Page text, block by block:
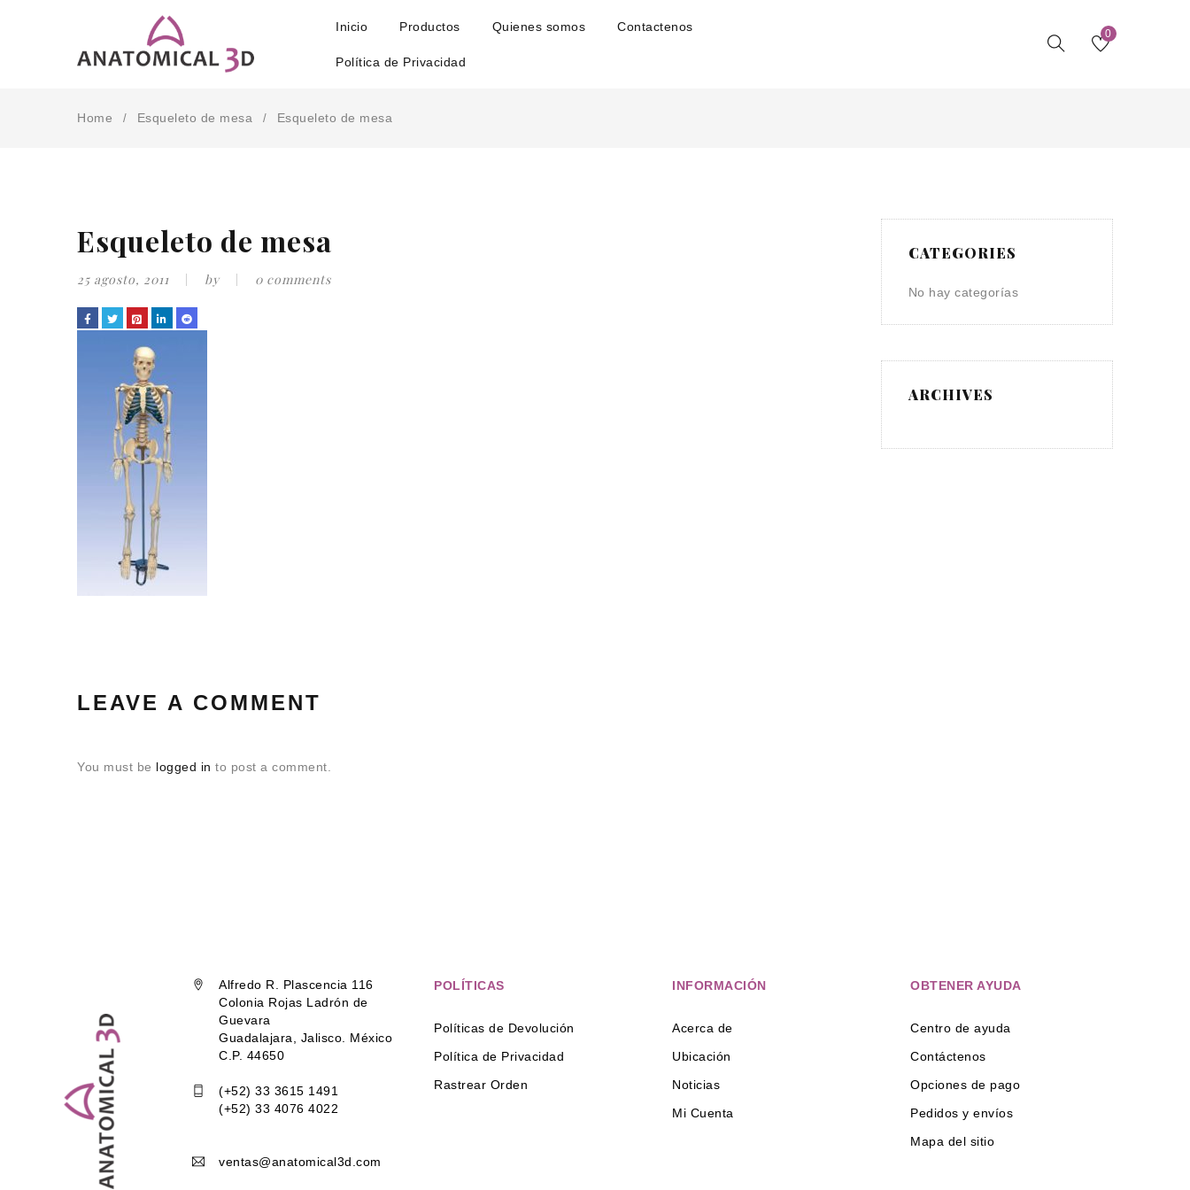
Inicio Productos Quienes somos Contactenos
Política de Privacidad
0
Home / Esqueleto de mesa / Esqueleto de mesa
Esqueleto de mesa
25 agosto, 2011 by 0 comments
LEAVE A COMMENT
You must be logged in to post a comment.
CATEGORIES
No hay categorías
ARCHIVES
Alfredo R. Plascencia 116
Colonia Rojas Ladrón de
Guevara
Guadalajara, Jalisco. México
C.P. 44650
(+52) 33 3615 1491
(+52) 33 4076 4022
ventas@anatomical3d.com
POLÍTICAS
Políticas de Devolución
Política de Privacidad
Rastrear Orden
INFORMACIÓN
Acerca de
Ubicación
Noticias
Mi Cuenta
OBTENER AYUDA
Centro de ayuda
Contáctenos
Opciones de pago
Pedidos y envíos
Mapa del sitio